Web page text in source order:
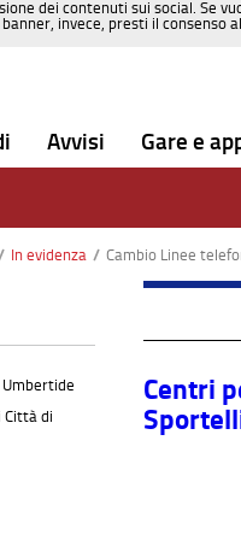
dei contenuti sui social. Se
invece, presti il consenso
Avvisi Gare e
In evidenza / Cambio Linee telefoniche
Città di
Centri